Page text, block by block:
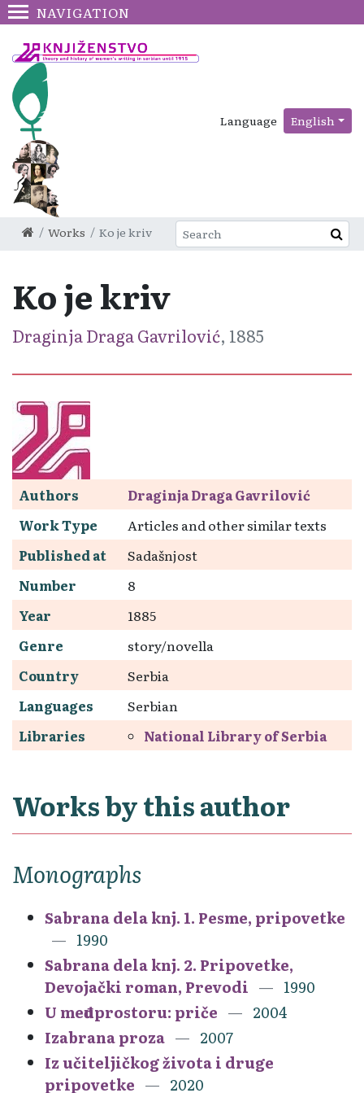
NAVIGATION
Language English
Works Ko je kriv
Ko je kriv
Draginja Draga Gavrilović, 1885
Authors
Draginja Draga Gavrilović
Work Type
Articles and other similar texts
Published at
Sadašnjost
Number
8
Year
1885
Genre
story/novella
Country
Serbia
Languages
Serbian
Libraries
National Library of Serbia
Works by this author
Monographs
Sabrana dela knj. 1. Pesme, pripovetke
1990
Sabrana dela knj. 2. Pripovetke,
Devojački roman, Prevodi
1990
U međuprostoru: priče
2004
Izabrana proza
2007
Iz učiteljičkog života i druge
pripovetke
2020